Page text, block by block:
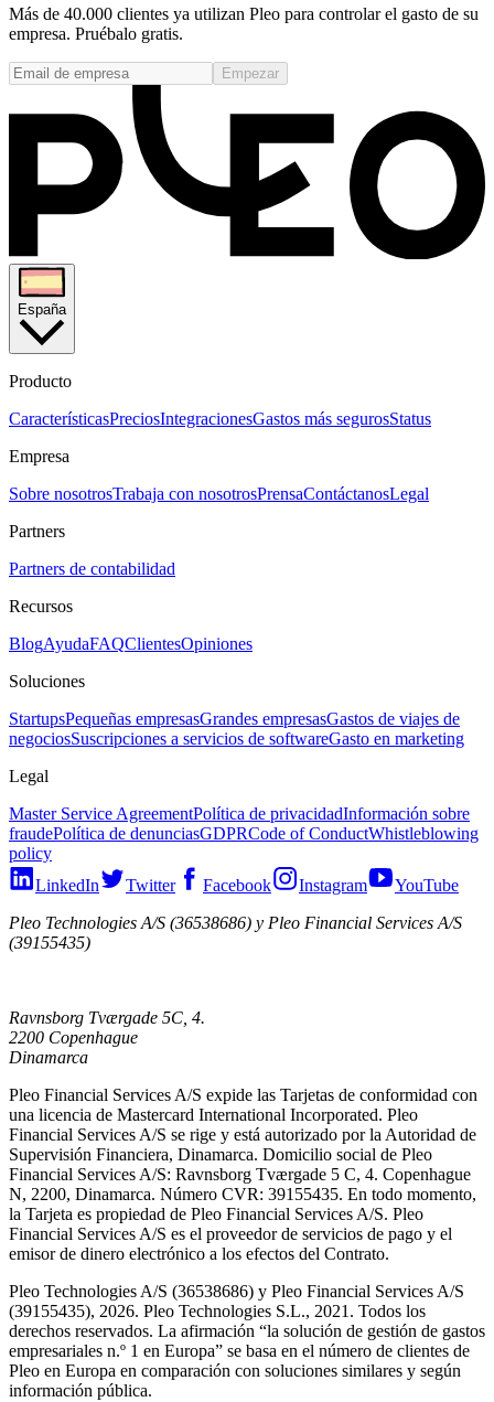
Más de 40.000 clientes ya utilizan Pleo para controlar el gasto de su
empresa. Pruébalo gratis.
Empezar
España
Producto
CaracterísticasPreciosIntegracionesGastos más segurosStatus
Empresa
Sobre nosotrosTrabaja con nosotrosPrensaContáctanosLegal
Partners
Partners de contabilidad
Recursos
BlogAyudaFAQClientesOpiniones
Soluciones
StartupsPequeñas empresasGrandes empresasGastos de viajes de
negociosSuscripciones a servicios de softwareGasto en marketing
Legal
Master Service AgreementPolítica de privacidadInformación sobre
fraudePolítica de denunciasGDPRCode of ConductWhistleblowing
policy
LinkedIn
Twitter Facebook Instagram
YouTube
Pleo Technologies A/S (36538686) y Pleo Financial Services A/S
(39155435)
Ravnsborg Tværgade 5C, 4.
2200 Copenhague
Dinamarca
Pleo Financial Services A/S expide las Tarjetas de conformidad con
una licencia de Mastercard International Incorporated. Pleo
Financial Services A/S se rige y está autorizado por la Autoridad de
Supervisión Financiera, Dinamarca. Domicilio social de Pleo
Financial Services A/S: Ravnsborg Tværgade 5 C, 4. Copenhague
N, 2200, Dinamarca. Número CVR: 39155435. En todo momento,
la Tarjeta es propiedad de Pleo Financial Services A/S. Pleo
Financial Services A/S es el proveedor de servicios de pago y el
emisor de dinero electrónico a los efectos del Contrato.
Pleo Technologies A/S (36538686) y Pleo Financial Services A/S
(39155435), 2026. Pleo Technologies S.L., 2021. Todos los
derechos reservados. La afirmación “la solución de gestión de gastos
empresariales n.º 1 en Europa” se basa en el número de clientes de
Pleo en Europa en comparación con soluciones similares y según
información pública.